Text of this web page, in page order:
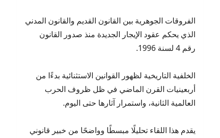
الفروقات الجوهرية بين القانون القديم والقانون المدني
الذي يحكم عقود الإيجار الجديدة منذ صدور القانون
رقم 4 لسنة 1996.
الخلفية التاريخية لظهور القوانين الاستثنائية بدءًا من
أربعينيات القرن الماضي في ظل ظروف الحرب
العالمية الثانية، واستمرار آثارها حتى اليوم.
يقدم هذا اللقاء تحليلًا مبسطًا وواضحًا من خبير قانوني